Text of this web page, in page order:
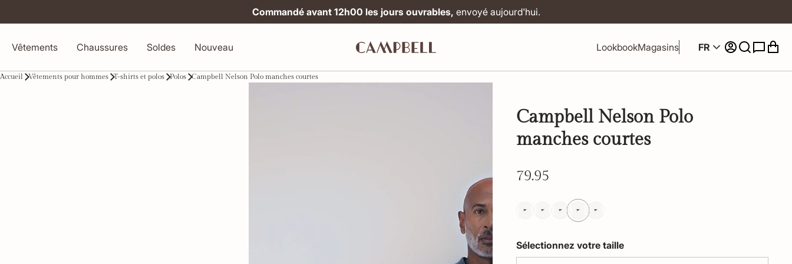
Commandé avant 12h00 les jours ouvrables, envoyé aujourd'hui.
Vêtements Chaussures Soldes Nouveau LookbookMagasins FR
Accueil Vêtements pour hommes T-shirts et polos Polos Campbell Nelson Polo manches courtes
Campbell Nelson Polo
manches courtes
79.95
Sélectionnez votre taille